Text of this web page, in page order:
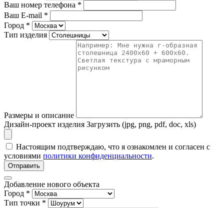
Ваш номер телефона *
Ваш E-mail *
Город *
Тип изделия
Размеры и описание
Дизайн-проект изделия Загрузить (jpg, png, pdf, doc, xls)
Настоящим подтверждаю, что я ознакомлен и согласен с
условиями политики конфиденциальности.
Отправить
Добавление нового объекта
Город *
Тип точки *